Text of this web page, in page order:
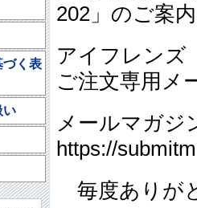
202」のご案内
アイフレン
ご注文専用メ
メールマガジ
https://
毎度ありが
づく表
い